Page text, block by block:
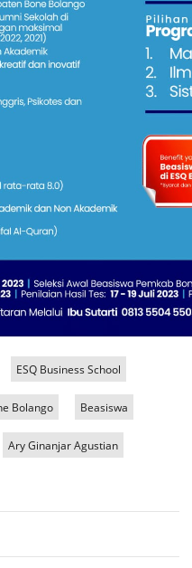
ESQ Business School
Bolango Beasiswa
Ary Ginanjar Agustian